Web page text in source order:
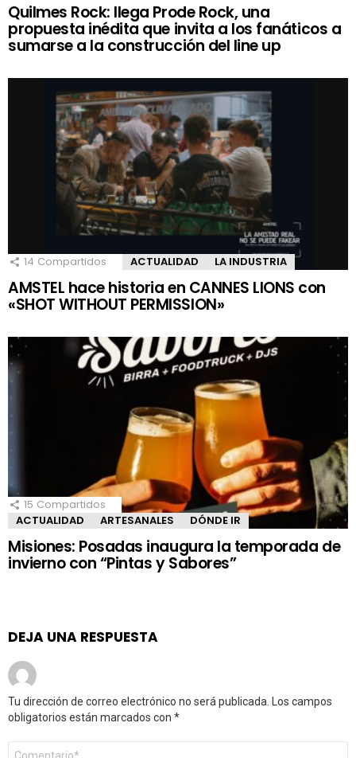
Quilmes Rock: llega Prode Rock, una
propuesta inédita que invita a los fanáticos a
sumarse a la construcción del line up
14 Compartidos ACTUALIDAD LA INDUSTRIA
AMSTEL hace historia en CANNES LIONS con
«SHOT WITHOUT PERMISSION»
15 Compartidos
ACTUALIDAD
ARTESANALES DÓNDE IR
Misiones: Posadas inaugura la temporada de
invierno con “Pintas y Sabores”
DEJA UNA RESPUESTA
Tu dirección de correo electrónico no será publicada.
Los campos
obligatorios están marcados con *
Comentario